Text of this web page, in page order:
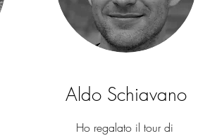
Aldo Schiavano
Ho regalato il tour di